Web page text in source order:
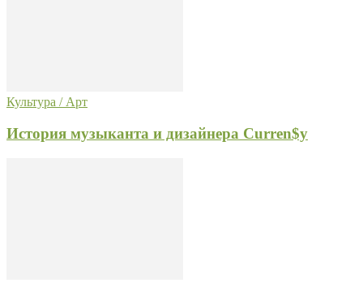
Культура / Арт
История музыканта и дизайнера Curren$y